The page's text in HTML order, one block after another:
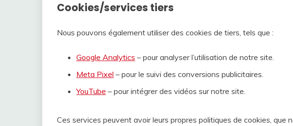
Cookies/services tiers
Nous pouvons également utiliser des cookies de tiers, tels que :
Google Analytics – pour analyser l’utilisation de notre site.
Meta Pixel – pour le suivi des conversions publicitaires.
YouTube – pour intégrer des vidéos sur notre site.
Ces services peuvent avoir leurs propres politiques de cookies, que